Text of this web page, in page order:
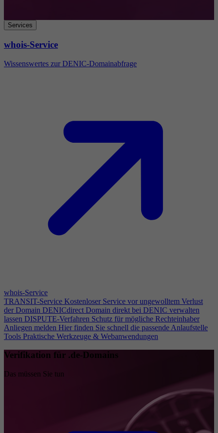
Services
whois-Service
Wissenswertes zur DENIC-Domainabfrage
whois-Service
TRANSIT-Service Kostenloser Service vor ungewolltem Verlust
der Domain DENICdirect Domain direkt bei DENIC verwalten
lassen DISPUTE-Verfahren Schutz für mögliche Rechteinhaber
Anliegen melden Hier finden Sie schnell die passende Anlaufstelle
Tools Praktische Werkzeuge & Webanwendungen
Verifikation für .de-Domains
Das müssen Sie tun